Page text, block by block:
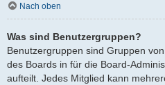
Nach oben
Was sind Benutzergruppen?
Benutzergruppen sind Gruppen
des Boards in für die Board-
aufteilt. Jedes Mitglied kann